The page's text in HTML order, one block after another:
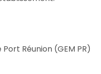
Réunion (GEM PR)